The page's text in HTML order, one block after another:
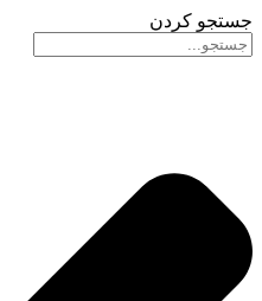
جستجو کردن